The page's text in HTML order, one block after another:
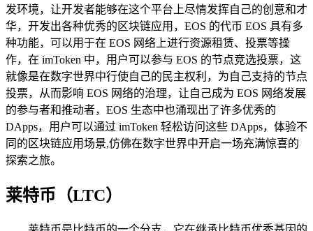
发环境，让开发者能够在这个平台上尽情发挥自己的创意和才
华，开发出各种优秀的区块链应用，EOS 的代币 EOS 具有多
种功能，可以用于在 EOS 网络上进行资源租赁、投票等操
作，在 imToken 中，用户可以参与 EOS 的节点竞选投票，这
就像是在数字世界中行使自己的民主权利，为自己支持的节点
投票，从而影响 EOS 网络的治理，让自己成为 EOS 网络发展
的参与者和推动者，EOS 生态中也涌现出了许多优秀的
DApps，用户可以通过 imToken 轻松访问这些 DApps，体验不
同的区块链应用场景,仿佛在数字世界中开启一场充满惊喜的
探索之旅。
莱特币（LTC）